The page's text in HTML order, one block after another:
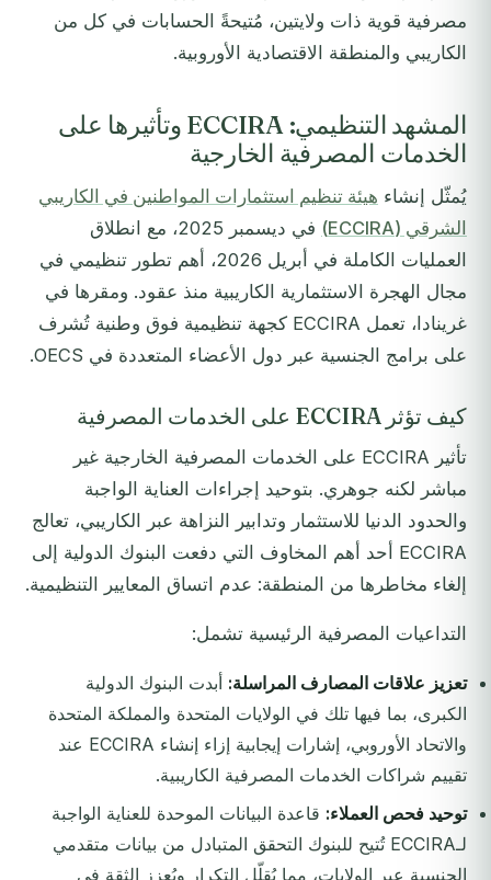
مصرفية قوية ذات ولايتين، مُتيحةً الحسابات في كل من
الكاريبي والمنطقة الاقتصادية الأوروبية.
المشهد التنظيمي: ECCIRA وتأثيرها على
الخدمات المصرفية الخارجية
يُمثّل إنشاء هيئة تنظيم استثمارات المواطنين في الكاريبي
الشرقي (ECCIRA)
في ديسمبر 2025، مع انطلاق
العمليات الكاملة في أبريل 2026، أهم تطور تنظيمي في
مجال الهجرة الاستثمارية الكاريبية منذ عقود. ومقرها في
غرينادا، تعمل ECCIRA كجهة تنظيمية فوق وطنية تُشرف
على برامج الجنسية عبر دول الأعضاء المتعددة في OECS.
كيف تؤثر ECCIRA على الخدمات المصرفية
تأثير ECCIRA على الخدمات المصرفية الخارجية غير
مباشر لكنه جوهري. بتوحيد إجراءات العناية الواجبة
والحدود الدنيا للاستثمار وتدابير النزاهة عبر الكاريبي، تعالج
ECCIRA أحد أهم المخاوف التي دفعت البنوك الدولية إلى
إلغاء مخاطرها من المنطقة: عدم اتساق المعايير التنظيمية.
التداعيات المصرفية الرئيسية تشمل:
تعزيز علاقات المصارف المراسلة: أبدت البنوك الدولية
الكبرى، بما فيها تلك في الولايات المتحدة والمملكة المتحدة
والاتحاد الأوروبي، إشارات إيجابية إزاء إنشاء ECCIRA عند
تقييم شراكات الخدمات المصرفية الكاريبية.
توحيد فحص العملاء: قاعدة البيانات الموحدة للعناية الواجبة
لـECCIRA تُتيح للبنوك التحقق المتبادل من بيانات متقدمي
الجنسية عبر الولايات، مما يُقلّل التكرار ويُعزز الثقة في